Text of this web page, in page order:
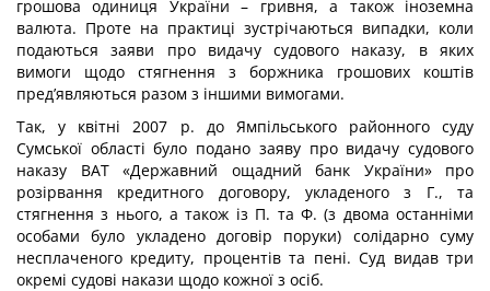
грошова одиниця України – гривня, а також іноземна
валюта. Проте на практиці зустрічаються випадки, коли
подаються заяви про видачу судового наказу, в яких
вимоги щодо стягнення з боржника грошових коштів
пред’являються разом з іншими вимогами.
Так, у квітні 2007 р. до Ямпільського районного суду
Сумської області було подано заяву про видачу судового
наказу ВАТ «Державний ощадний банк України» про
розірвання кредитного договору, укладеного з Г., та
стягнення з нього, а також із П. та Ф. (з двома останніми
особами було укладено договір поруки) солідарно суму
несплаченого кредиту, процентів та пені. Суд видав три
окремі судові накази щодо кожної з осіб.